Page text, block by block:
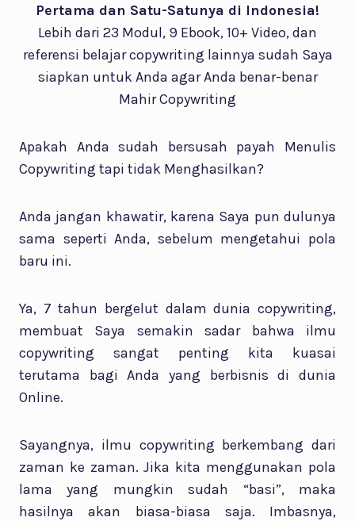
Pertama dan Satu-Satunya di Indonesia!
Lebih dari 23 Modul, 9 Ebook, 10+ Video, dan
referensi belajar copywriting lainnya sudah Saya
siapkan untuk Anda agar Anda benar-benar
Mahir Copywriting
Apakah Anda sudah bersusah payah Menulis
Copywriting tapi tidak Menghasilkan?
Anda jangan khawatir, karena Saya pun dulunya
sama seperti Anda, sebelum mengetahui pola
baru ini.
Ya, 7 tahun bergelut dalam dunia copywriting,
membuat Saya semakin sadar bahwa ilmu
copywriting sangat penting kita kuasai
terutama bagi Anda yang berbisnis di dunia
Online.
Sayangnya, ilmu copywriting berkembang dari
zaman ke zaman. Jika kita menggunakan pola
lama yang mungkin sudah “basi”, maka
hasilnya akan biasa-biasa saja. Imbasnya,